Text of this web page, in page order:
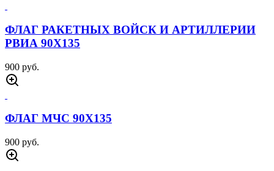
ФЛАГ РАКЕТНЫХ ВОЙСК И АРТИЛЛЕРИИ
РВИА 90Х135
900 руб.
ФЛАГ МЧС 90Х135
900 руб.